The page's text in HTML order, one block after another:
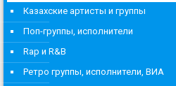
Казахские артисты и группы
Поп-группы, исполнители
Rap и R&B
Ретро группы, исполнители, ВИА